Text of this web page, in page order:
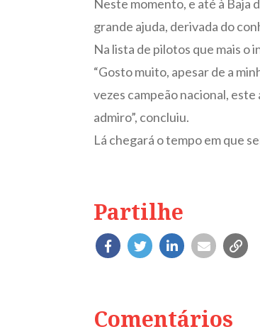
Neste momento, e até à Baja
grande ajuda, derivada do
Na lista de pilotos que mais o
“Gosto muito, apesar de a
vezes campeão nacional,
admiro”, concluiu.
Lá chegará o tempo em que
Partilhe
Comentários